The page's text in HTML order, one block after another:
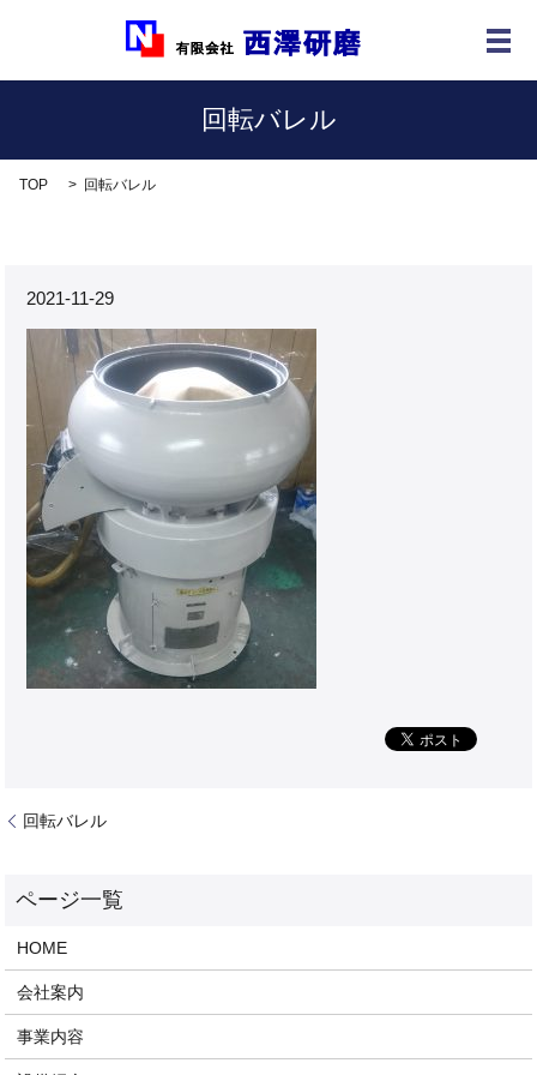
メ
回転バレル
TOP 回転バレル
2021-11-29
回転バレル
HOME
会社案内
事業内容